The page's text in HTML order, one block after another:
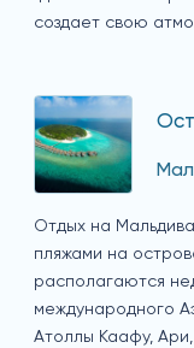
создает свою
Отдых на
пляжами на
располагаются
международного
Атоллы Каафу,